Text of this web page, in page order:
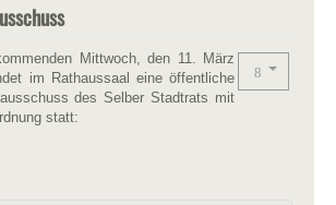
Mittwoch, den 11. März
im Rathaussaal eine öffentliche
des Selber Stadtrats mit
statt: